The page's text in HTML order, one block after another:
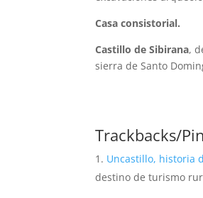
Casa consistorial.
Castillo de Sibirana,
sierra de Santo
Trackbacks/
Uncastillo, historia
destino de turismo